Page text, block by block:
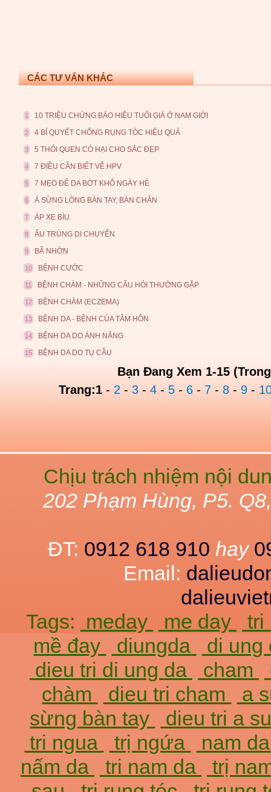
CÁC TƯ VẤN KHÁC
1 10 TRIỆU CHỨNG BÁO HIỆU TUỔI GIÀ Ở NAM GIỚI
2 4 BÍ QUYẾT CHỐNG RỤNG TÓC HIỆU QUẢ
3 5 THÓI QUEN CÓ HẠI CHO SẮC ĐẸP
4 7 ĐIỀU CẦN BIẾT VỀ HPV
5 7 MẸO ĐỂ DA BỚT KHÔ NGÀY HÈ
6 Á SỪNG LÒNG BÀN TAY, BÀN CHÂN
7 ÁP XE BÌU
8 ẤU TRÙNG DI CHUYỂN
9 BÃ NHỜN
10 BỆNH CƯỚC
11 BỆNH CHÀM - NHỮNG CÂU HỎI THƯỜNG GẶP
12 BỆNH CHÀM (ECZEMA)
13 BỆNH DA - BỆNH CỦA TÂM HỒN
14 BỆNH DA DO ÁNH NẮNG
15 BỆNH DA DO TỤ CẦU
Bạn Đang Xem 1-15
Trang:1 - 2 - 3 - 4 - 5 - 6 - 7 - 8 - 9 -
Chịu trách nhiệm nội
202 Phạm Hùng, P5.
ĐT: 0912 618 910 hay
Email:
Tags: meday me day
tri
mề đay
diungda
di
dieu tri di ung da
cham
chàm
dieu tri cham
a
sừng bàn tay
dieu tri a
tri ngua
trị ngứa
nam
nấm da
tri nam da
trị